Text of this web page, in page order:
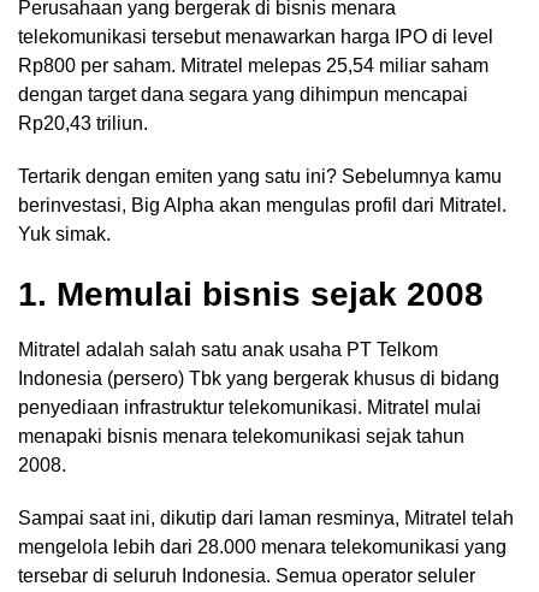
Perusahaan yang bergerak di bisnis menara
telekomunikasi tersebut menawarkan harga IPO di level
Rp800 per saham. Mitratel melepas 25,54 miliar saham
dengan target dana segara yang dihimpun mencapai
Rp20,43 triliun.
Tertarik dengan emiten yang satu ini? Sebelumnya kamu
berinvestasi, Big Alpha akan mengulas profil dari Mitratel.
Yuk simak.
1. Memulai bisnis sejak 2008
Mitratel adalah salah satu anak usaha PT Telkom
Indonesia (persero) Tbk yang bergerak khusus di bidang
penyediaan infrastruktur telekomunikasi. Mitratel mulai
menapaki bisnis menara telekomunikasi sejak tahun
2008.
Sampai saat ini, dikutip dari laman resminya, Mitratel telah
mengelola lebih dari 28.000 menara telekomunikasi yang
tersebar di seluruh Indonesia. Semua operator seluler